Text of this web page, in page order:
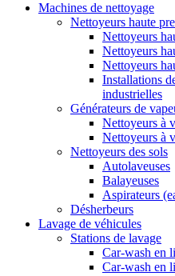
Machines de nettoyage
Nettoyeurs haute
Nettoyeurs
Nettoyeurs
Nettoyeurs
Installations
industrielles
Générateurs de
Nettoyeurs à
Nettoyeurs à
Nettoyeurs des sols
Autolaveuses
Balayeuses
Aspirateurs
Désherbeurs
Lavage de véhicules
Stations de lavage
Car-wash en
Car-wash en